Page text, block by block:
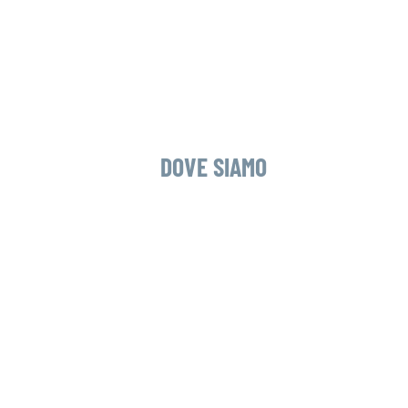
DOVE SIAMO